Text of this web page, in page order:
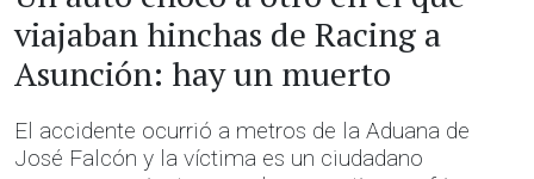
viajaban hinchas de Racing a
Asunción: hay un muerto
El accidente ocurrió a metros de la Aduana de
José Falcón y la víctima es un ciudadano